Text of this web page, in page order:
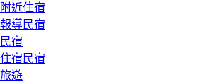
近住宿
導民宿
宿
宿民宿
遊